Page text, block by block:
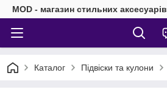
MOD - магазин стильних аксесуарів
Каталог Підвіски та кулони